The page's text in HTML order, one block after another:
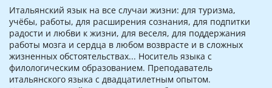
Итальянский язык на все случаи жизни: для туризма,
учёбы, работы, для расширения сознания, для подпитки
радости и любви к жизни, для веселя, для поддержания
работы мозга и сердца в любом возврасте и в сложных
жизненных обстоятельствах... Носитель языка с
филологическим образованием. Преподаватель
итальянского языка с двадцатилетным опытом.